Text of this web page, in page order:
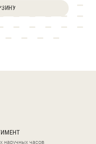
наручных часов